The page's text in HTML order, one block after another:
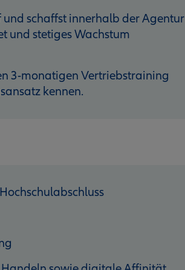
und schaffst innerhalb der Agentur
und stetiges Wachstum
3-monatigen Vertriebstraining
kennen.